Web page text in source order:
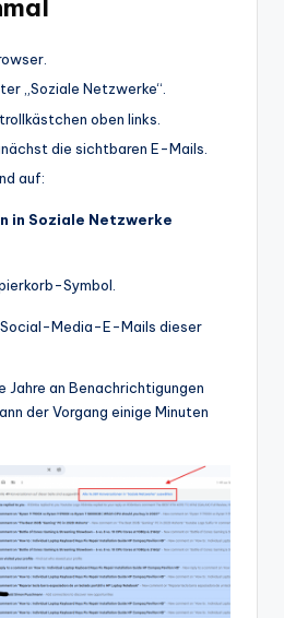
„Soziale Netzwerke“.
oben links.
die sichtbaren E-Mails.
auf:
in Soziale Netzwerke
Symbol.
Social-Media-E-Mails dieser
Jahre an Benachrichtigungen
der Vorgang einige Minuten